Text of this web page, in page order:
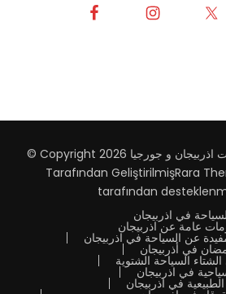
© Copyright 2026 اذربيجان و جورجيا
Tarafından GeliştirilmişRara
tarafından
في اذربيجان
عامة عن اذربيجان
عن السياحة في اذربيجان
في أذربيجان
السياحة الشتوية
في اذربيجان
في اذربيجان